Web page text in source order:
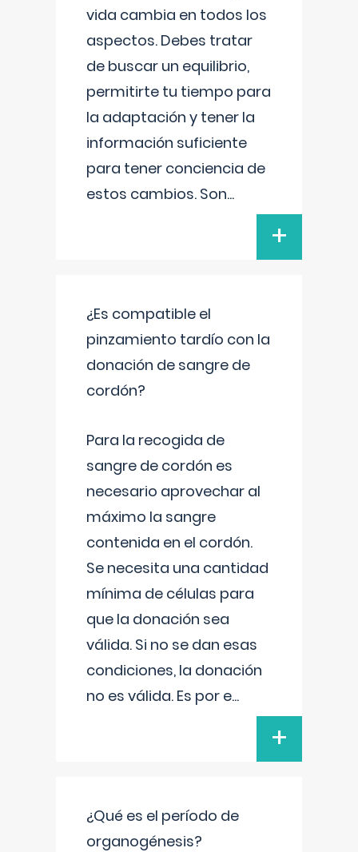
vida cambia en todos los
aspectos. Debes tratar
de buscar un equilibrio,
permitirte tu tiempo para
la adaptación y tener la
información suficiente
para tener conciencia de
estos cambios. Son...
+
¿Es compatible el
pinzamiento tardío con la
donación de sangre de
cordón?
Para la recogida de
sangre de cordón es
necesario aprovechar al
máximo la sangre
contenida en el cordón.
Se necesita una cantidad
mínima de células para
que la donación sea
válida. Si no se dan esas
condiciones, la donación
no es válida. Es por e...
+
¿Qué es el período de
organogénesis?